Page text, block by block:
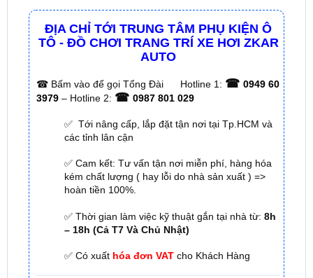
☎Bấm vào để gọi Tổng Đài Hotline 1:☎ 0949 60
0987 801 029
✅ Tới nâng cấp, lắp đặt tận nơi tại Tp.HCM và
các tỉnh lân cận
✅ Cam kết: Tư vấn tận nơi miễn phí, hàng hóa
kém chất lượng ( hay lỗi do nhà sản xuất ) =>
✅ Thời gian làm việc kỹ thuật gắn tại nhà từ:8h
– 18h (Cả T7 Và Chủ Nhật)
✅ Có xuấthóa đơn VATcho Khách Hàng
🌐 Chi Nhánh 1: 277–279 Đường số 9A, KDC Trung